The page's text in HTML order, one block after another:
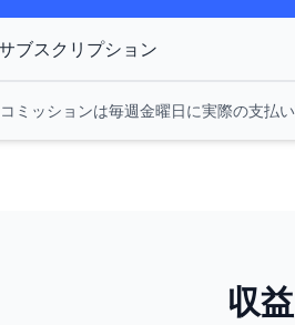
ブスクリプション
コミッションは毎週金曜日に実際の支払
収